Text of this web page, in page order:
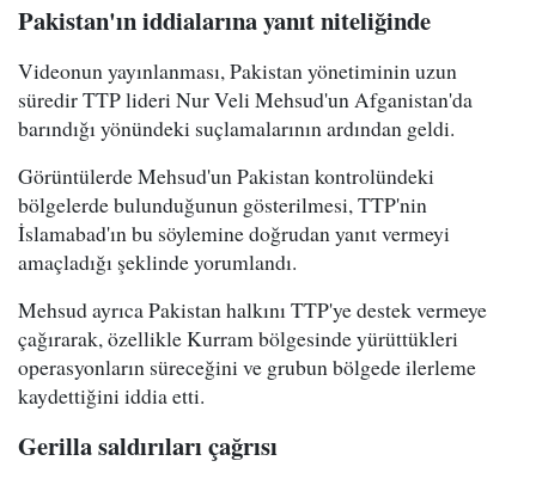
Pakistan'ın iddialarına yanıt niteliğinde
Videonun yayınlanması, Pakistan yönetiminin uzun
süredir TTP lideri Nur Veli Mehsud'un Afganistan'da
barındığı yönündeki suçlamalarının ardından geldi.
Görüntülerde Mehsud'un Pakistan kontrolündeki
bölgelerde bulunduğunun gösterilmesi, TTP'nin
İslamabad'ın bu söylemine doğrudan yanıt vermeyi
amaçladığı şeklinde yorumlandı.
Mehsud ayrıca Pakistan halkını TTP'ye destek vermeye
çağırarak, özellikle Kurram bölgesinde yürüttükleri
operasyonların süreceğini ve grubun bölgede ilerleme
kaydettiğini iddia etti.
Gerilla saldırıları çağrısı